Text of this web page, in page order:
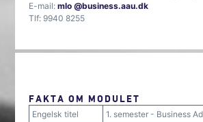
E-mail:mlo @business.aau.dk
Tlf: 9940 8255
FAKTA OM MODULET
Engelsk titel
1. semester - Business